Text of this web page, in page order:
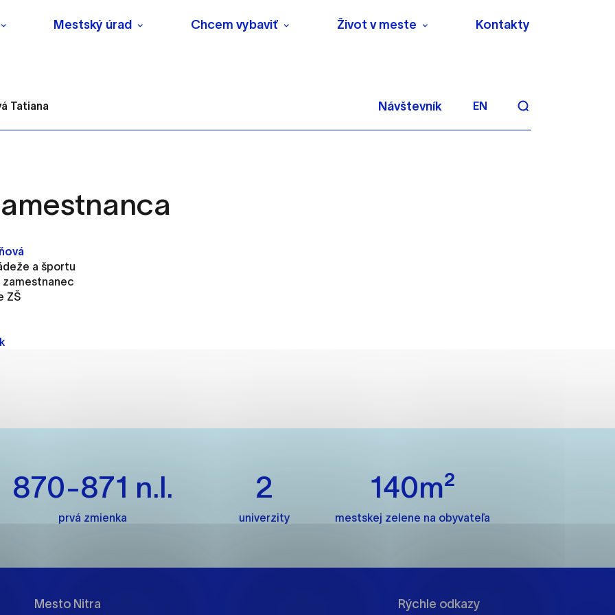
Mestský úrad Chcem vybaviť Život v meste Kontakty
Tatiana Návštevník EN
a športu
ZŠ
870-871 n.l.
prvá zmienka
2
univerzity
140m²
mestskej zelene na obyvateľa
Mesto Nitra Rýchle odkazy
ktorých webové stránky môžu ukladať informácie o vašej aktivite a preferenciách.
aby si webový prehliadač zapamätoval Vaše prihlásenie alebo aby sa uložila
ktorú chcete povoliť
a ponúknuť im lepšiu skúsenosť. Všetky dáta sa zbierajú anonymne a nie je
osobou.